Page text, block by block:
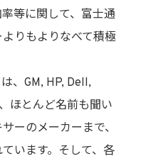
等に関して、富士通
りもよりなべて積極
、GM, HP, Dell,
ほとんど名前も聞い
ーのメーカーまで、
います。そして、各